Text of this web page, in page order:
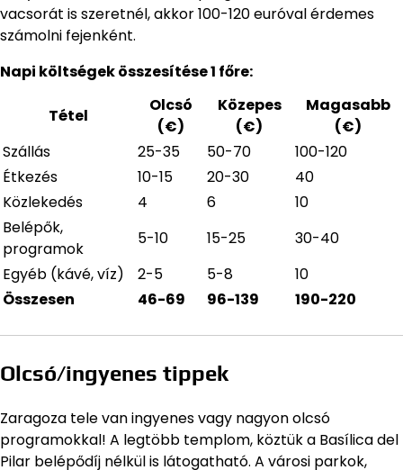
vacsorát is szeretnél, akkor 100-120 euróval érdemes
számolni fejenként.
Napi költségek összesítése 1 főre:
Tétel
Olcsó
(€)
Közepes
(€)
Magasabb
(€)
Szállás
25-35 50-70
100-120
Étkezés
10-15 20-30
40
Közlekedés
4 6
10
Belépők,
programok
5-10 15-25
30-40
Egyéb (kávé, víz)
2-5 5-8
10
Összesen
46-69 96-139 190-220
Olcsó/ingyenes tippek
Zaragoza tele van ingyenes vagy nagyon olcsó
programokkal! A legtöbb templom, köztük a Basílica del
Pilar belépődíj nélkül is látogatható. A városi parkok,